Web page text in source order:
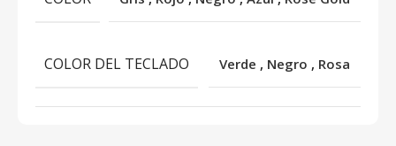
COLOR DEL TECLADO Verde , Negro , Rosa